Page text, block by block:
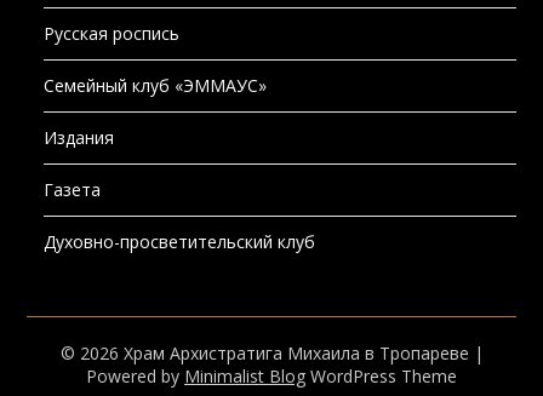
Русская роспись
Семейный клуб «ЭММАУС»
Издания
Газета
Духовно-просветительский клуб
© 2026 Храм Архистратига Михаила в Тропареве |
Powered by Minimalist Blog WordPress Theme